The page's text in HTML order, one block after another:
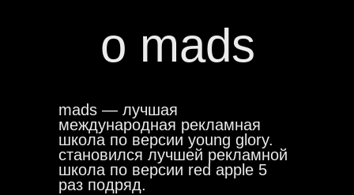
о mads
mads — лучшая
международная рекламная
школа по версии young glory.
становился лучшей рекламной
школа по версии red apple 5
раз подряд.